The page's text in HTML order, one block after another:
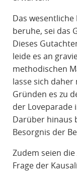
Das
beruhe, sei das
Dieses
leide es an
methodischen
lasse sich
Gründen es zu
der Loveparade
Darüber hinaus
Besorgnis der
Zudem seien
Frage der